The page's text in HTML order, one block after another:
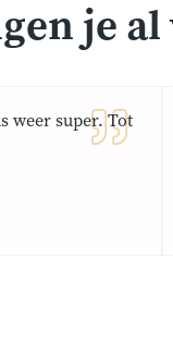
je
weer super. Tot